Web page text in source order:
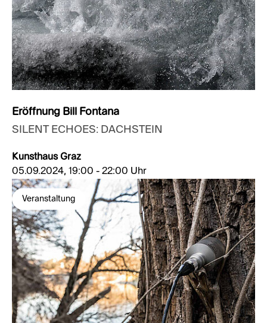
Eröffnung Bill Fontana
SILENT ECHOES: DACHSTEIN
Kunsthaus Graz
05.09.2024, 19:00 - 22:00 Uhr
Veranstaltung